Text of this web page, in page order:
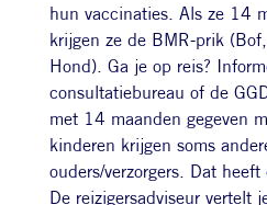
hun vaccinaties. Als ze 14
krijgen ze de BMR-prik
Hond). Ga je op reis?
consultatiebureau of de
met 14 maanden gegeven
kinderen krijgen soms
ouders/verzorgers. Dat
De reizigersadviseur vertelt